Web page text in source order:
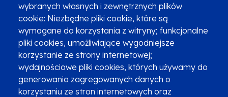
wybranych własnych i zewnętrznych plików
cookie: Niezbędne pliki cookie, które są
wymagane do korzystania z witryny; funkcjonalne
pliki cookies, umożliwiające wygodniejsze
korzystanie ze strony internetowej;
wydajnościowe pliki cookies, których używamy do
generowania zagregowanych danych o
korzystaniu ze stron internetowych oraz
Zgłoszenia podejrzenia niezgodności z KPP i KPON
Newsletter
Fundusze SMS-em
Najczęściej zadawane pytania
Promocja projektu